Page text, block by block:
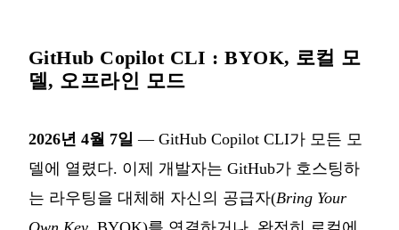
GitHub Copilot CLI : BYOK, 로컬 모
델, 오프라인 모드
2026년 4월 7일 — GitHub Copilot CLI가 모든 모
델에 열렸다. 이제 개발자는 GitHub가 호스팅하
는 라우팅을 대체해 자신의 공급자(Bring Your